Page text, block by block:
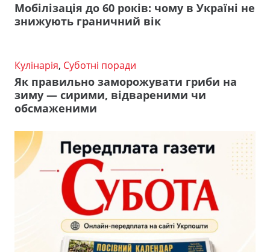
Мобілізація до 60 років: чому в Україні не
знижують граничний вік
Кулінарія, Суботні поради
Як правильно заморожувати гриби на
зиму — сирими, відвареними чи
обсмаженими